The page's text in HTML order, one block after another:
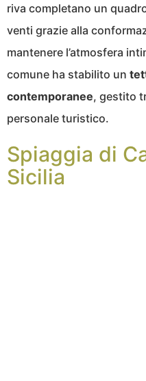
riva completano un
venti grazie alla
mantenere l’atmosfera
comune ha stabilito un
contemporanee, gestito
personale turistico.
Spiaggia di
Sicilia